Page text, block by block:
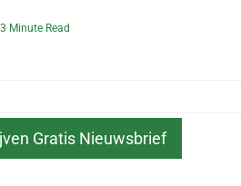
3 Minute Read